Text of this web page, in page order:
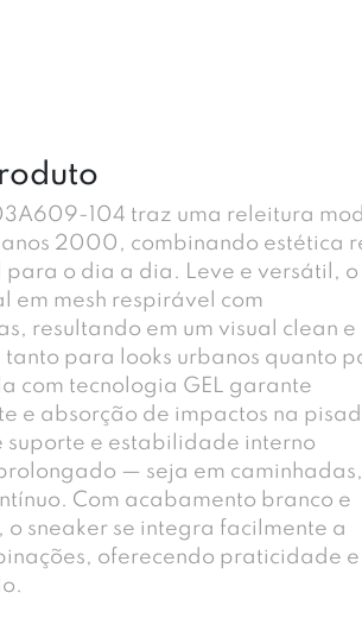
104 traz uma releitura
anos 2000, combinando estética
para o dia a dia. Leve e versátil, o
em mesh respirável com
resultando em um visual clean e
para looks urbanos quanto
com tecnologia GEL garante
e absorção de impactos na
suporte e estabilidade interno
— seja em caminhadas,
Com acabamento branco e
o sneaker se integra facilmente a
oferecendo praticidade e